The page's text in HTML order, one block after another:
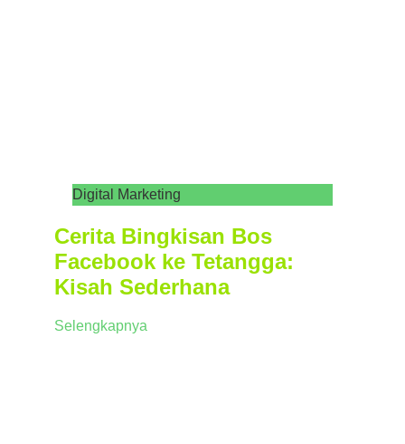
Digital Marketing
Cerita Bingkisan Bos
Facebook ke Tetangga:
Kisah Sederhana
Selengkapnya